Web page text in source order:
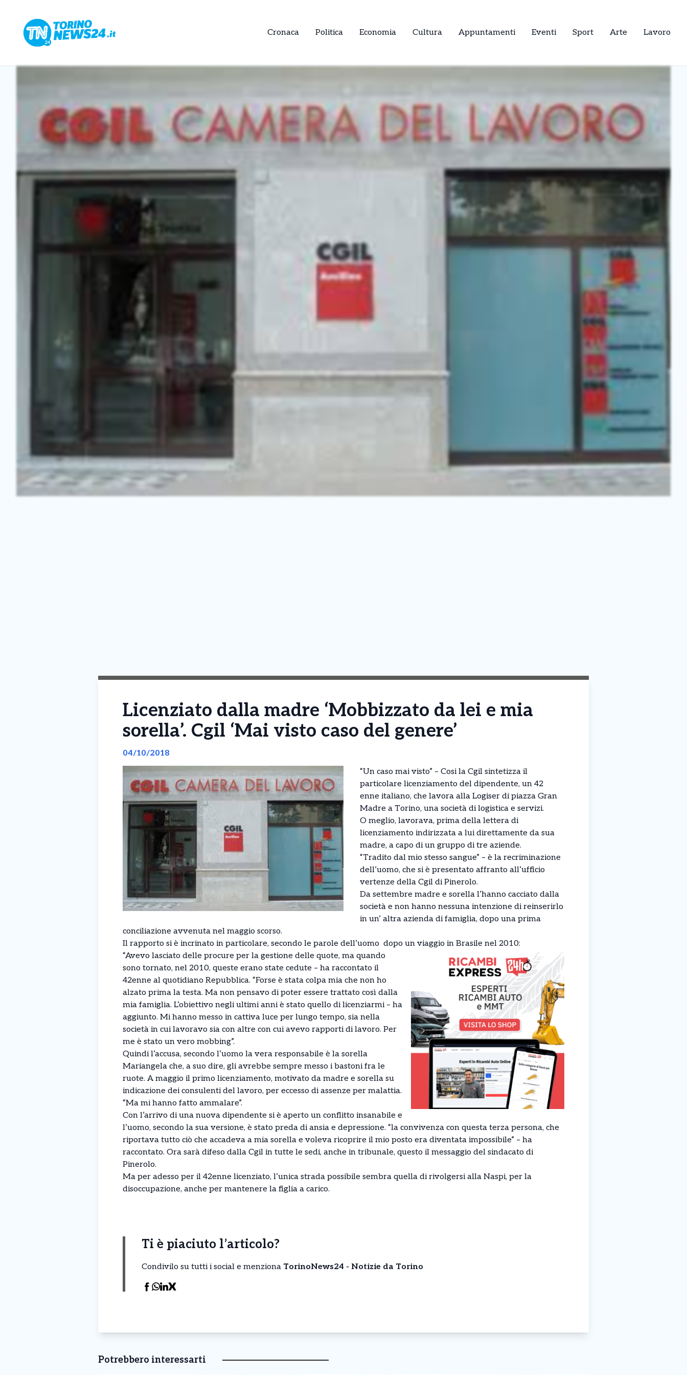
Cronaca Politica Economia Cultura Appuntamenti Eventi Sport Arte Lavoro
Licenziato dalla madre ‘Mobbizzato da lei e mia
sorella’. Cgil ‘Mai visto caso del genere’
04/10/2018
“Un caso mai visto” – Cosi la Cgil sintetizza il
particolare licenziamento del dipendente, un 42
enne italiano, che lavora alla Logiser di piazza Gran
Madre a Torino, una società di logistica e servizi.
O meglio, lavorava, prima della lettera di
licenziamento indirizzata a lui direttamente da sua
madre, a capo di un gruppo di tre aziende.
“Tradito dal mio stesso sangue” – è la recriminazione
dell’uomo, che si è presentato affranto all’ufficio
vertenze della Cgil di Pinerolo.
Da settembre madre e sorella l’hanno cacciato dalla
società e non hanno nessuna intenzione di reinserirlo
in un’ altra azienda di famiglia, dopo una prima
conciliazione avvenuta nel maggio scorso.
Il rapporto si è incrinato in particolare, secondo le parole dell’uomo dopo un viaggio in Brasile nel 2010:
“Avevo lasciato delle procure per la gestione delle quote, ma quando
sono tornato, nel 2010, queste erano state cedute – ha raccontato il
42enne al quotidiano Repubblica. “Forse è stata colpa mia che non ho
alzato prima la testa. Ma non pensavo di poter essere trattato così dalla
mia famiglia. L’obiettivo negli ultimi anni è stato quello di licenziarmi – ha
aggiunto. Mi hanno messo in cattiva luce per lungo tempo, sia nella
società in cui lavoravo sia con altre con cui avevo rapporti di lavoro. Per
me è stato un vero mobbing”.
Quindi l’accusa, secondo l’uomo la vera responsabile è la sorella
Mariangela che, a suo dire, gli avrebbe sempre messo i bastoni fra le
ruote. A maggio il primo licenziamento, motivato da madre e sorella su
indicazione dei consulenti del lavoro, per eccesso di assenze per malattia.
“Ma mi hanno fatto ammalare”.
Con l’arrivo di una nuova dipendente si è aperto un conflitto insanabile e
l’uomo, secondo la sua versione, è stato preda di ansia e depressione. “la convivenza con questa terza persona, che
riportava tutto ciò che accadeva a mia sorella e voleva ricoprire il mio posto era diventata impossibile” – ha
raccontato. Ora sarà difeso dalla Cgil in tutte le sedi, anche in tribunale, questo il messaggio del sindacato di
Pinerolo.
Ma per adesso per il 42enne licenziato, l’unica strada possibile sembra quella di rivolgersi alla Naspi, per la
disoccupazione, anche per mantenere la figlia a carico.
Ti è piaciuto l’articolo?
Condivilo su tutti i social e menziona TorinoNews24 - Notizie da Torino
Potrebbero interessarti